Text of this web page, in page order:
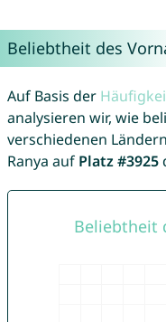
Beliebtheit des
Auf Basis der
analysieren wir, wie
verschiedenen
Ranya auf Platz #3925